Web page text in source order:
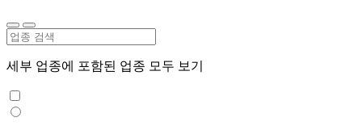
세부 업종에 포함된 업종 모두 보기